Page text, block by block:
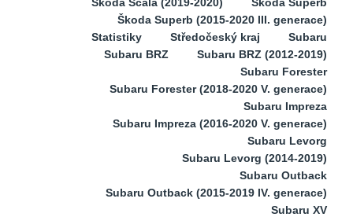
Škoda Superb (2015-2020 III. generace)
Statistiky
Středočeský kraj
Subaru
Subaru BRZ
Subaru BRZ (2012-2019)
Subaru Forester
Subaru Forester (2018-2020 V. generace)
Subaru Impreza
Subaru Impreza (2016-2020 V. generace)
Subaru Levorg
Subaru Levorg (2014-2019)
Subaru Outback
Subaru Outback (2015-2019 IV. generace)
Subaru XV